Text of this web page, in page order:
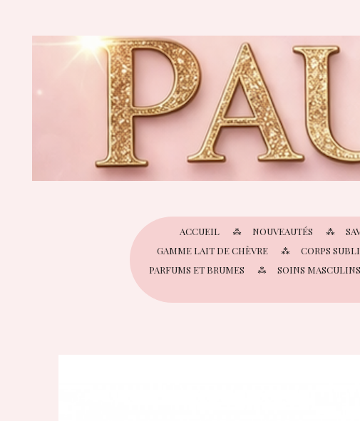
ACCUEIL NOUVEAUTÉS
GAMME LAIT DE CHÈVRE
CORPS
PARFUMS ET BRUMES
SOINS MASCULINS